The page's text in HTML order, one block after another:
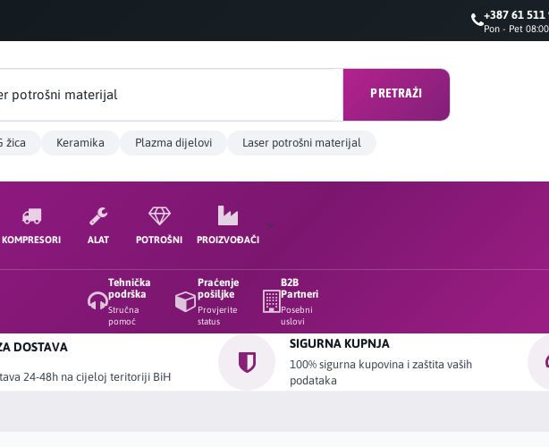
+387 61 511
Pon - Pet
PRETRAŽI
žica Keramika Plazma dijelovi Laser potrošni materijal
KOMPRESORI ALAT POTROŠNI PROIZVOĐAČI
Tehnička
podrška
Stručna
pomoć
Praćenje
pošiljke
Provjerite
status
B2B
Partneri
Posebni
uslovi
DOSTAVA
24-48h na cijeloj teritoriji BiH
SIGURNA KUPNJA
100% sigurna kupovina i zaštita vaših
podataka